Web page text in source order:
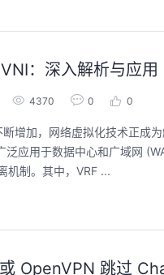
：深入解析与应用
4370 0 0
增加，网络虚拟化技术正成
泛应用于数据中心和广域网
机制。其中，VRF ...
OpenVPN 跳过
回